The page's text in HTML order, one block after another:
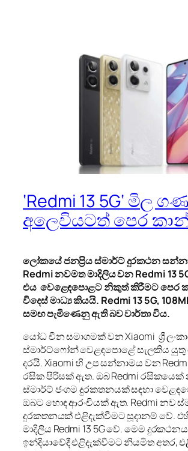
‘Redmi 13 5G‘ මිල
අලෙවියටත් පෙර
ලෝකයේ ජනප්‍රිය ස්මාර්ට් දුරකථන
Redmiනවමත මාදිලියවනRedmi 13
එය වෙළෙඳපොළට නිකුත් කිරීමට පෙර
විදෙස් මාධ්‍ය කියයි. Redmi 13 5G,
සමඟ පැමිණෙනු ඇති බව වාර්තා විය.
යෝධ චීන සමාගමක් වන Xiaomi ශ්‍රී
ස්මාර්ට්ෆෝන් වෙළඳපොළේ සැලකිය
දරයි. Xiaomi හි උප සන්නාමය වන
රසික පිරිසක් ඇත. ඔබ Redmi
ස්මාර්ට් ජංගම දුරකතනයක් සඳහා
ඔබට හොඳ ආරංචියක් ඇත. Redmi නව
දුරකතනයක් එළිදැක්වීමට සූදානම් වේ.
මාදිලිය Redmi 13 5G වේ. මෙම
ඉන්දියාවේදී එළිදැක්වීමට නියමිත අතර,